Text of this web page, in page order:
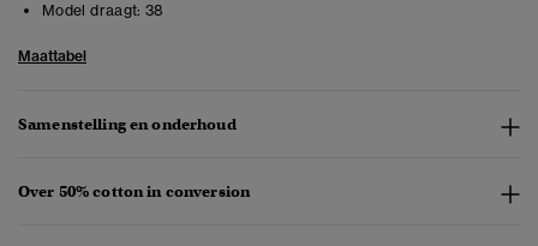
Model draagt: 38
Maattabel
Samenstelling en onderhoud
Over 50% cotton in conversion